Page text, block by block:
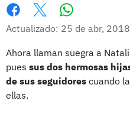
Facebook
X
Actualizado: 25 de abr, 2018
Ahora llaman suegra a
pues sus dos hermosas
de sus seguidores cuando
ellas.